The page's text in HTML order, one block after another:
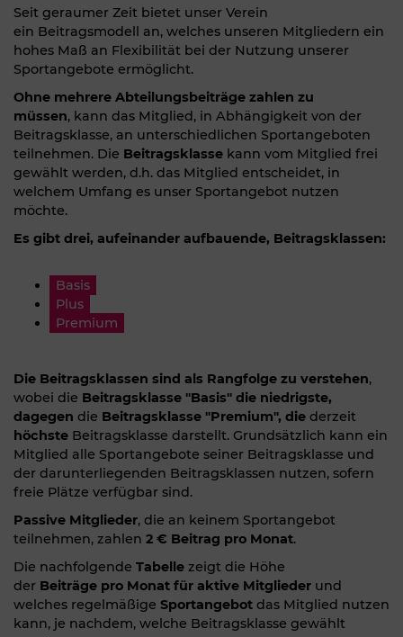
Seit geraumer Zeit bietet unser Verein
ein Beitragsmodell an, welches unseren Mitgliedern ein
hohes Maß an Flexibilität bei der Nutzung unserer
Sportangebote ermöglicht.
Ohne mehrere Abteilungsbeiträge zahlen zu
müssen, kann das Mitglied, in Abhängigkeit von der
Beitragsklasse, an unterschiedlichen Sportangeboten
teilnehmen. Die Beitragsklasse kann vom Mitglied frei
gewählt werden, d.h. das Mitglied entscheidet, in
welchem Umfang es unser Sportangebot nutzen
möchte.
Es gibt drei, aufeinander aufbauende, Beitragsklassen:
Basis
Plus
Premium
Die Beitragsklassen sind als Rangfolge zu verstehen,
wobei die Beitragsklasse "Basis" die niedrigste,
dagegen die Beitragsklasse "Premium", die derzeit
höchste Beitragsklasse darstellt. Grundsätzlich kann ein
Mitglied alle Sportangebote seiner Beitragsklasse und
der darunterliegenden Beitragsklassen nutzen, sofern
freie Plätze verfügbar sind.
Passive Mitglieder, die an keinem Sportangebot
teilnehmen, zahlen 2 € Beitrag pro Monat.
Die nachfolgende Tabelle zeigt die Höhe
der Beiträge pro Monat für aktive Mitglieder und
welches regelmäßige Sportangebot das Mitglied nutzen
kann, je nachdem, welche Beitragsklasse gewählt